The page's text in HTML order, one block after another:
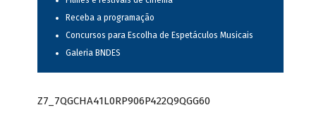
Receba a programação
Concursos para Escolha de Espetáculos Musicais
Galeria BNDES
Z7_7QGCHA41L0RP906P422Q9QGG60